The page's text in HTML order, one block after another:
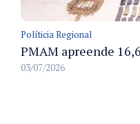
Políticia Regional
03/07/2026